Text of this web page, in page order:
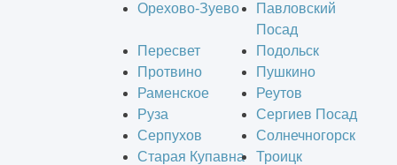
Орехово-Зуево
Павловский
Посад
Пересвет
Подольск
Протвино
Пушкино
Раменское
Реутов
Руза
Сергиев Посад
Серпухов
Солнечногорск
Старая Купавна
Троицк